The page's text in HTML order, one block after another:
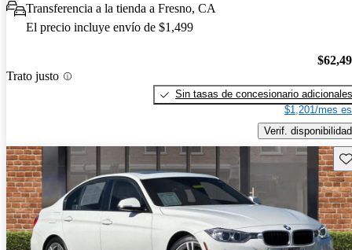
Transferencia a la tienda a Fresno, CA
El precio incluye envío de $1,499
Trato justo
Sin tasas de concesionario adicionales
$1,201/mes
Verif. disponibilidad